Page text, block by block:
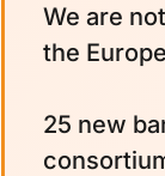
We are
the
25 new